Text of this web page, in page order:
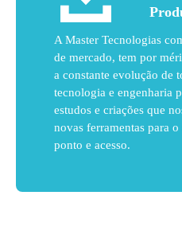
A Master Tecnologias
de mercado, tem por
a constante evolução de
tecnologia e engenharia
estudos e criações que
novas ferramentas para
ponto e acesso.